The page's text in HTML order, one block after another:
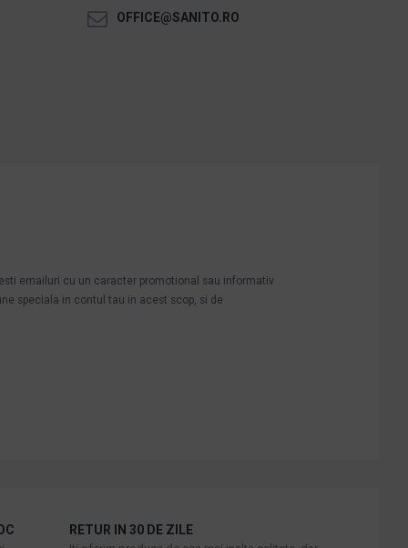
OFFICE@SANITO.RO
emailuri cu un caracter promotional sau informativ
speciala in contul tau in acest scop, si de
RETUR IN 30 DE ZILE